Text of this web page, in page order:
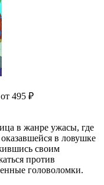
495 ₽
в жанре ужасы, где
в ловушке
своим
против
головоломки.